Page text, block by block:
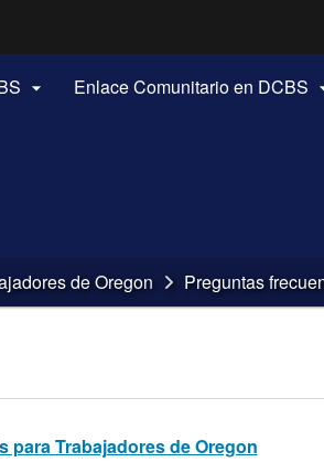
 Enlace Comunitario en DCBS
de Oregon Preguntas
para Trabajadores de Oregon